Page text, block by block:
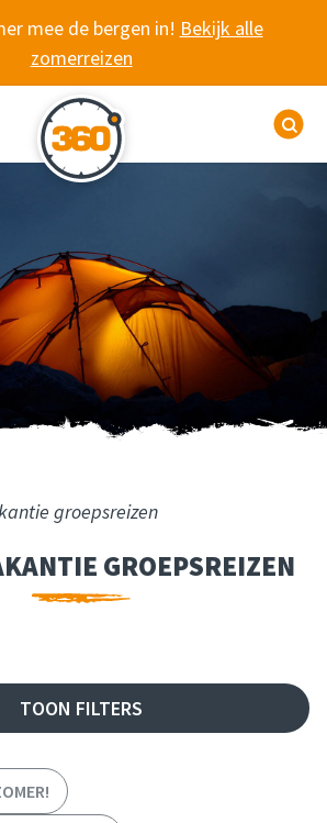
mee de bergen in! Bekijk alle
zomerreizen
site navigatie
WANDELVAKANTIE
groepsreizen
GROEPSREIZEN
TOON FILTERS